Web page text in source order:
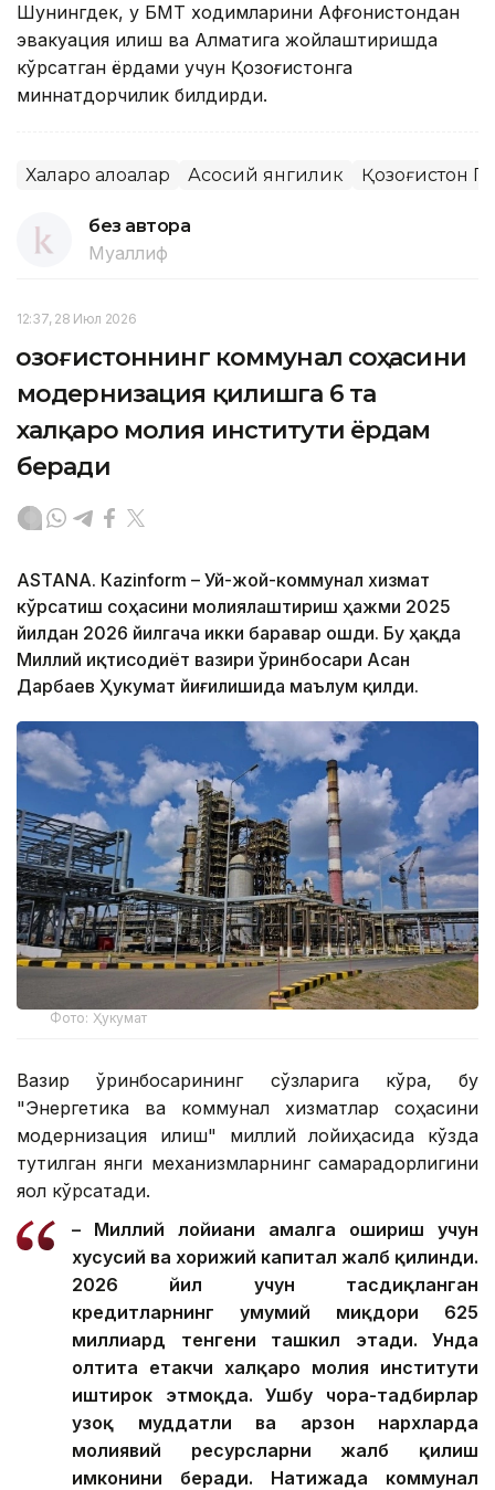
Шунингдек, у БМТ ходимларини Афғонистондан
эвакуация қилиш ва Алматига жойлаштиришда
кўрсатган ёрдами учун Қозоғистонга
миннатдорчилик билдирди.
Халқаро алоқалар Асосий янгилик Қозоғистон
без автора
Муаллиф
12:37, 28 Июл 2026
Қозоғистоннинг коммунал соҳасини
модернизация қилишга 6 та
халқаро молия институти ёрдам
беради
ASTANА. Кazinform – Уй-жой-коммунал хизмат
кўрсатиш соҳасини молиялаштириш ҳажми 2025
йилдан 2026 йилгача икки баравар ошди. Бу ҳақда
Миллий иқтисодиёт вазири ўринбосари Асан
Дарбаев Ҳукумат йиғилишида маълум қилди.
Фото: Ҳукумат
Вазир ўринбосарининг сўзларига кўра, бу
"Энергетика ва коммунал хизматлар соҳасини
модернизация қилиш" миллий лойиҳасида кўзда
тутилган янги механизмларнинг самарадорлигини
яққол кўрсатади.
– Миллий лойиҳани амалга ошириш учун
хусусий ва хорижий капитал жалб қилинди.
2026 йил учун тасдиқланган
кредитларнинг умумий миқдори 625
миллиард тенгени ташкил этади. Унда
олтита етакчи халқаро молия институти
иштирок этмоқда. Ушбу чора-тадбирлар
узоқ муддатли ва арзон нархларда
молиявий ресурсларни жалб қилиш
имконини беради. Натижада коммунал